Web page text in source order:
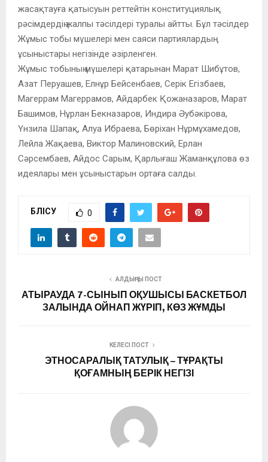
жасақтауға қатысуын реттейтін конституциялық
рәсімдердің жалпы тәсілдері туралы айтты. Бұл тәсілдер
Жұмыс тобы мүшелері мен саяси партиялардың
ұсыныстары негізінде әзірленген.
Жұмыс тобының мүшелері қатарынан Марат Шибұтов,
Азат Перуашев, Елнұр Бейсенбаев, Серік Егізбаев,
Магеррам Магеррамов, Айдарбек Қожаназаров, Марат
Башимов, Нұрлан Бекназаров, Индира Әубәкірова,
Үнзила Шапақ, Алуа Ибраева, Бөріхан Нұрмұхамедов,
Лейла Жақаева, Виктор Малиновский, Ерлан
Сәрсембаев, Айдос Сарым, Қарлығаш Жаманқұлова өз
идеялары мен ұсыныстарын ортаға салды.
БӨЛІСУ 0
АЛДЫҢҒЫ ПОСТ
АТЫРАУДА 7-СЫНЫП ОҚУШЫСЫ БАСКЕТБОЛ
ЗАЛЫНДА ОЙНАП ЖҮРІП, КӨЗ ЖҰМДЫ
КЕЛЕСІ ПОСТ
ЭТНОСАРАЛЫҚ ТАТУЛЫҚ – ТҰРАҚТЫ
ҚОҒАМНЫҢ БЕРІК НЕГІЗІ